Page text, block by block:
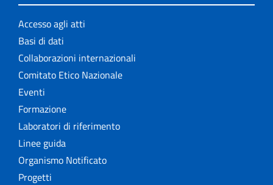
Accesso agli atti
Basi di dati
Collaborazioni internazionali
Comitato Etico Nazionale
Eventi
Formazione
Laboratori di riferimento
Linee guida
Organismo Notificato
Progetti